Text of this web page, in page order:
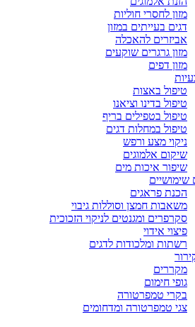
מזון לחסרי חוליות
דגים בעייתים במזון
אביזרים להאכלה
מזון גרגרים שוקעים
מזון דפים
טיפול באצות
טיפול בדינו וציאנו
טיפול בטפילים בריף
טיפול במחלות דגים
ניקוי מצע ורפש
שיקום אלמוגים
שיפור איכות מים
שימושיים
הכנת פראגים
משאבות חמצן וסוללות גיבוי
סקרפרים ומגנטים לניקוי הזכוכית
פיצוי אידוי
רשתות ומלכודות לדגים
מקררים
גופי חימום
בקרי טמפרטורה
צגי טמפרטורה ומדחומים